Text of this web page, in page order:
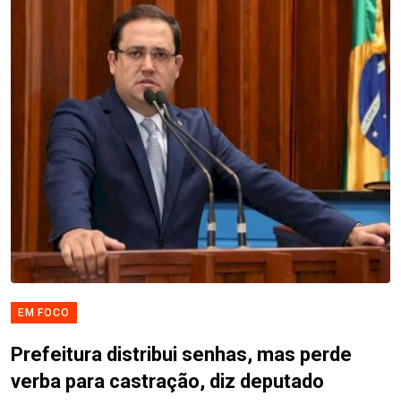
EM FOCO
Prefeitura distribui senhas, mas perde
verba para castração, diz deputado